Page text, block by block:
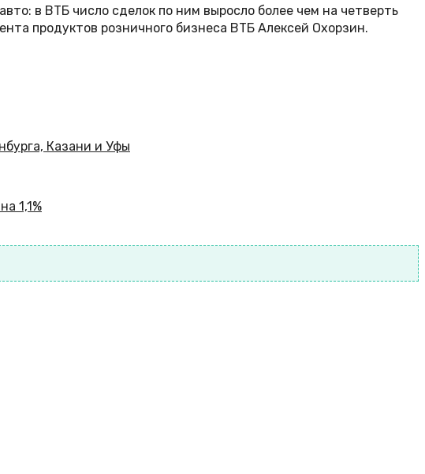
в ВТБ число сделок по ним выросло более чем на четверть
продуктов розничного бизнеса ВТБ Алексей Охорзин.